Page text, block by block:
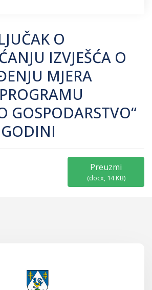
O
IZVJEŠĆA O
MJERA
GOSPODARSTVO“
Preuzmi
(docx, 14 KB)